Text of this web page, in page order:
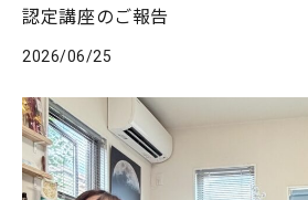
認定講座のご報告
2026/06/25